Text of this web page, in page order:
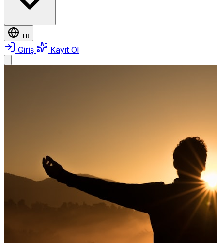
TR
Giriş Kayıt Ol